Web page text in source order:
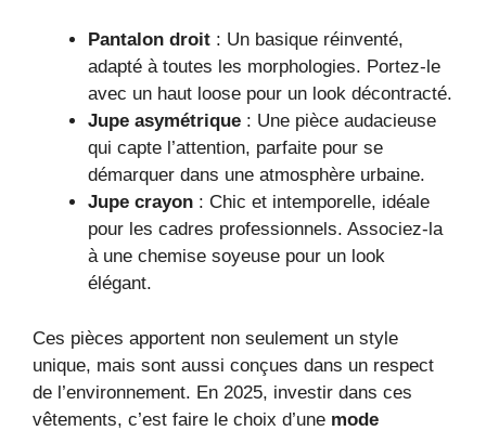
Pantalon droit : Un basique réinventé,
adapté à toutes les morphologies. Portez-le
avec un haut loose pour un look décontracté.
Jupe asymétrique : Une pièce audacieuse
qui capte l’attention, parfaite pour se
démarquer dans une atmosphère urbaine.
Jupe crayon : Chic et intemporelle, idéale
pour les cadres professionnels. Associez-la
à une chemise soyeuse pour un look
élégant.
Ces pièces apportent non seulement un style
unique, mais sont aussi conçues dans un respect
de l’environnement. En 2025, investir dans ces
vêtements, c’est faire le choix d’une mode